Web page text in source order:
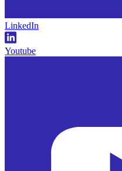
LinkedIn
Youtube